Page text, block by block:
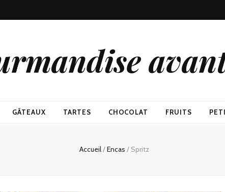
GÂTEAUX TARTES CHOCOLAT FRUITS
Accueil/Encas / Spritz